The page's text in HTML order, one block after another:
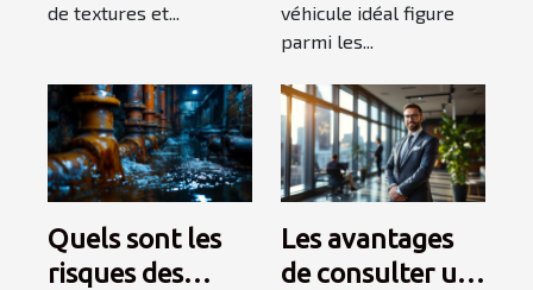
de textures et...
véhicule idéal figure
parmi les...
Quels sont les
risques des
Les avantages
de consulter un